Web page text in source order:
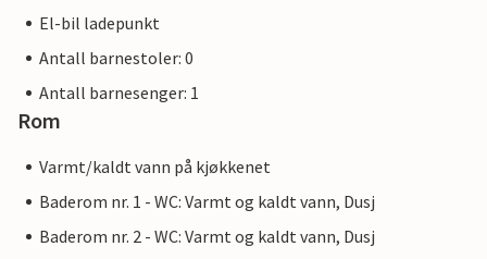
El-bil ladepunkt
Antall barnestoler: 0
Antall barnesenger: 1
Rom
Varmt/kaldt vann på kjøkkenet
Baderom nr. 1 - WC: Varmt og kaldt vann, Dusj
Baderom nr. 2 - WC: Varmt og kaldt vann, Dusj